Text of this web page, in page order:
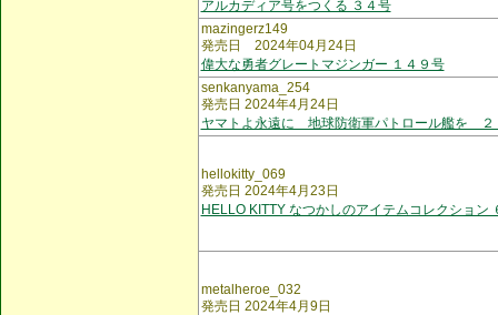
アルカディア号をつくる ３４号
mazingerz149
発売日 2024年04月24日
偉大な勇者グレートマジンガー １４９号
senkanyama_254
発売日 2024年4月24日
ヤマトよ永遠に 地球防衛軍パトロール艦を ２
hellokitty_069
発売日 2024年4月23日
HELLO KITTY なつかしのアイテムコレクション
metalheroe_032
発売日 2024年4月9日